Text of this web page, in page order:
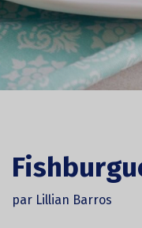
par Lillian Barros